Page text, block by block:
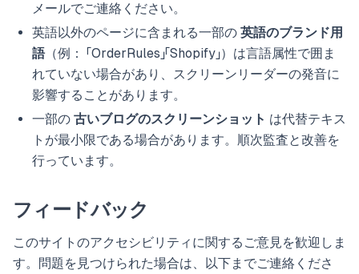
メールでご連絡ください。
英語以外のページに含まれる一部の 英語のブランド用
語（例： 「OrderRules」「Shopify」）は言語属性で囲ま
れていない場合があり、スクリーンリーダーの発音に
影響することがあります。
一部の 古いブログのスクリーンショット は代替テキス
トが最小限である場合があります。順次監査と改善を
行っています。
フィードバック
このサイトのアクセシビリティに関するご意見を歓迎しま
す。問題を見つけられた場合は、以下までご連絡くださ